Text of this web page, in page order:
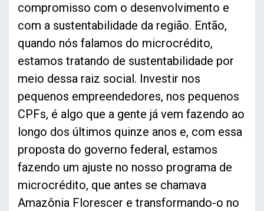
compromisso com o desenvolvimento e
com a sustentabilidade da região. Então,
quando nós falamos do microcrédito,
estamos tratando de sustentabilidade por
meio dessa raiz social. Investir nos
pequenos empreendedores, nos pequenos
CPFs, é algo que a gente já vem fazendo ao
longo dos últimos quinze anos e, com essa
proposta do governo federal, estamos
fazendo um ajuste no nosso programa de
microcrédito, que antes se chamava
Amazônia Florescer e transformando-o no